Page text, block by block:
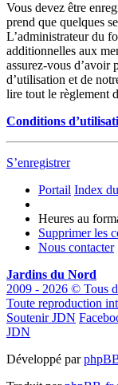
Vous devez être
prend que quelques
L’administrateur du
additionnelles aux
assurez-vous d’avoir
d’utilisation et de
lire tout le règlement
Conditions
S’enregistrer
Portail Index
Heures au
Supprimer les
Nous contacter
Jardins du Nord
2009 - 2026 © Tous
Toute reproduction
Soutenir JDN
JDN
Développé par